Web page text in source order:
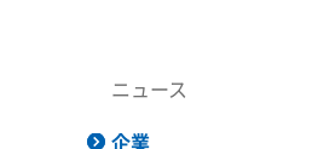
ニュース
企業